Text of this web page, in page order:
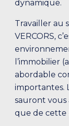
dynamique.
Travailler au
VERCORS,
l’immobilier
abordable
importantes.
sauront vous
que de cette